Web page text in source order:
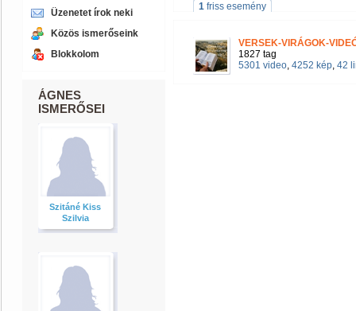
Üzenetet írok neki
Közös ismerőseink
Blokkolom
ÁGNES
ISMERŐSEI
Szitáné Kiss
Szilvia
1 friss esemény
VERSEK-VIRÁGOK-
1827 tag
5301 video, 4252 kép, 42